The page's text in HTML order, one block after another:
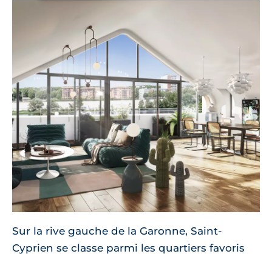
Sur la rive gauche de la Garonne, Saint-
Cyprien se classe parmi les quartiers favoris